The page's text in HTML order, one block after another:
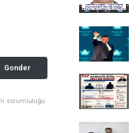
Gonder
sorumluluğu